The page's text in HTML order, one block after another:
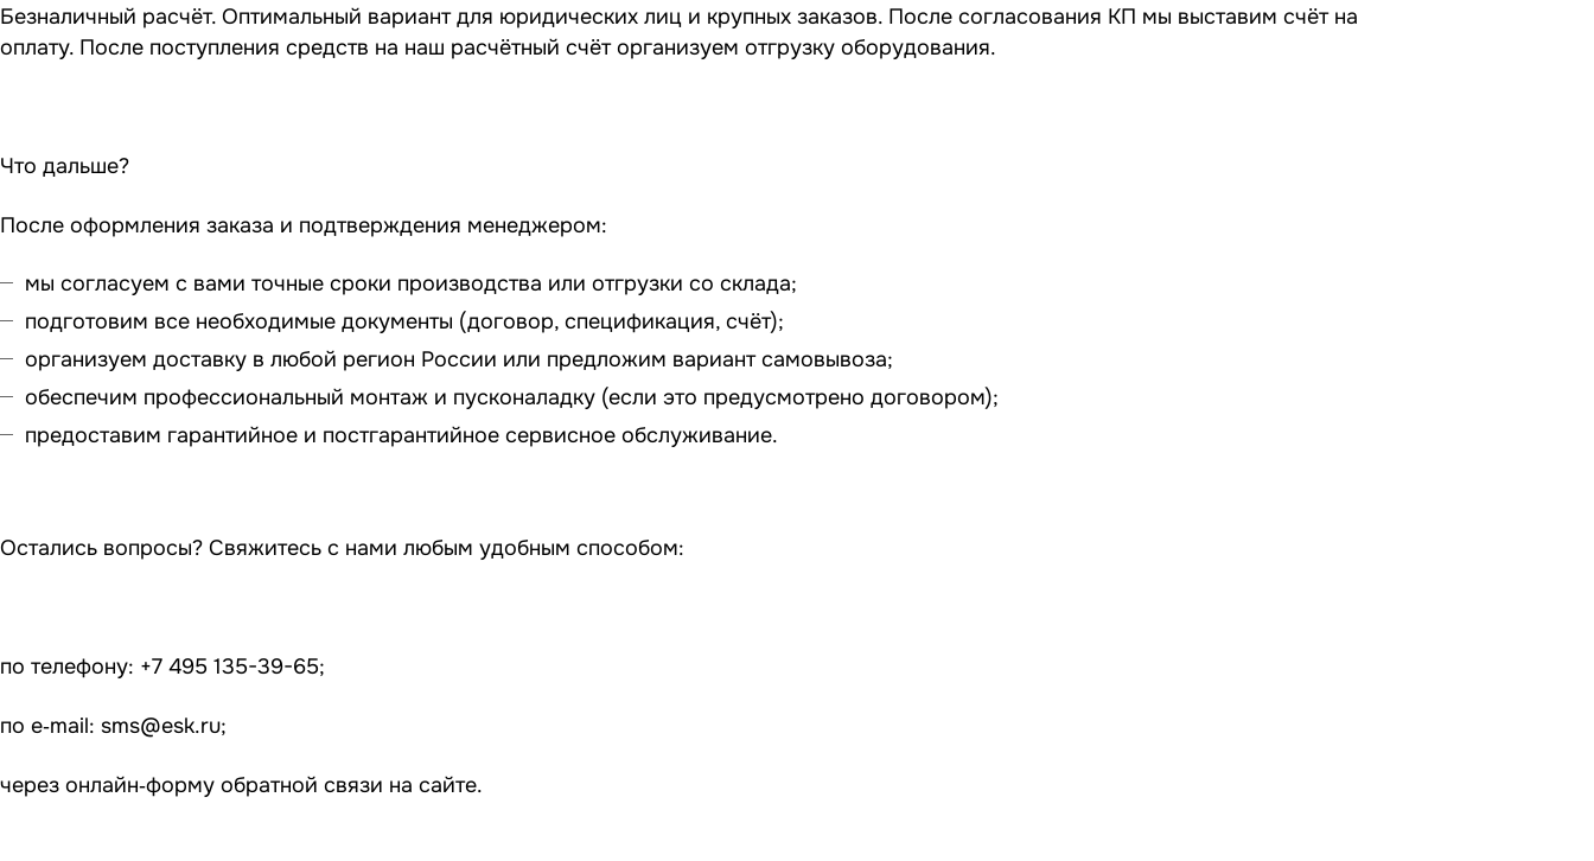
Безналичный расчёт. Оптимальный вариант для юридических лиц и крупных заказов. После согласования КП мы выставим счёт на
оплату. После поступления средств на наш расчётный счёт организуем отгрузку оборудования.
Что дальше?
После оформления заказа и подтверждения менеджером:
мы согласуем с вами точные сроки производства или отгрузки со склада;
подготовим все необходимые документы (договор, спецификация, счёт);
организуем доставку в любой регион России или предложим вариант самовывоза;
обеспечим профессиональный монтаж и пусконаладку (если это предусмотрено договором);
предоставим гарантийное и постгарантийное сервисное обслуживание.
Остались вопросы? Свяжитесь с нами любым удобным способом:
по телефону: +7 495 135-39-65;
по e‑mail: sms@esk.ru;
через онлайн‑форму обратной связи на сайте.